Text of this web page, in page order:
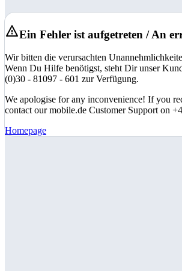
Ein Fehler ist aufgetreten / An
Wir bitten die verursachten
Wenn Du Hilfe benötigst, steht Dir unser
(0)30 - 81097 - 601 zur Verfügung.
We apologise for any inconvenience! If you
contact our mobile.de Customer Support on
Homepage